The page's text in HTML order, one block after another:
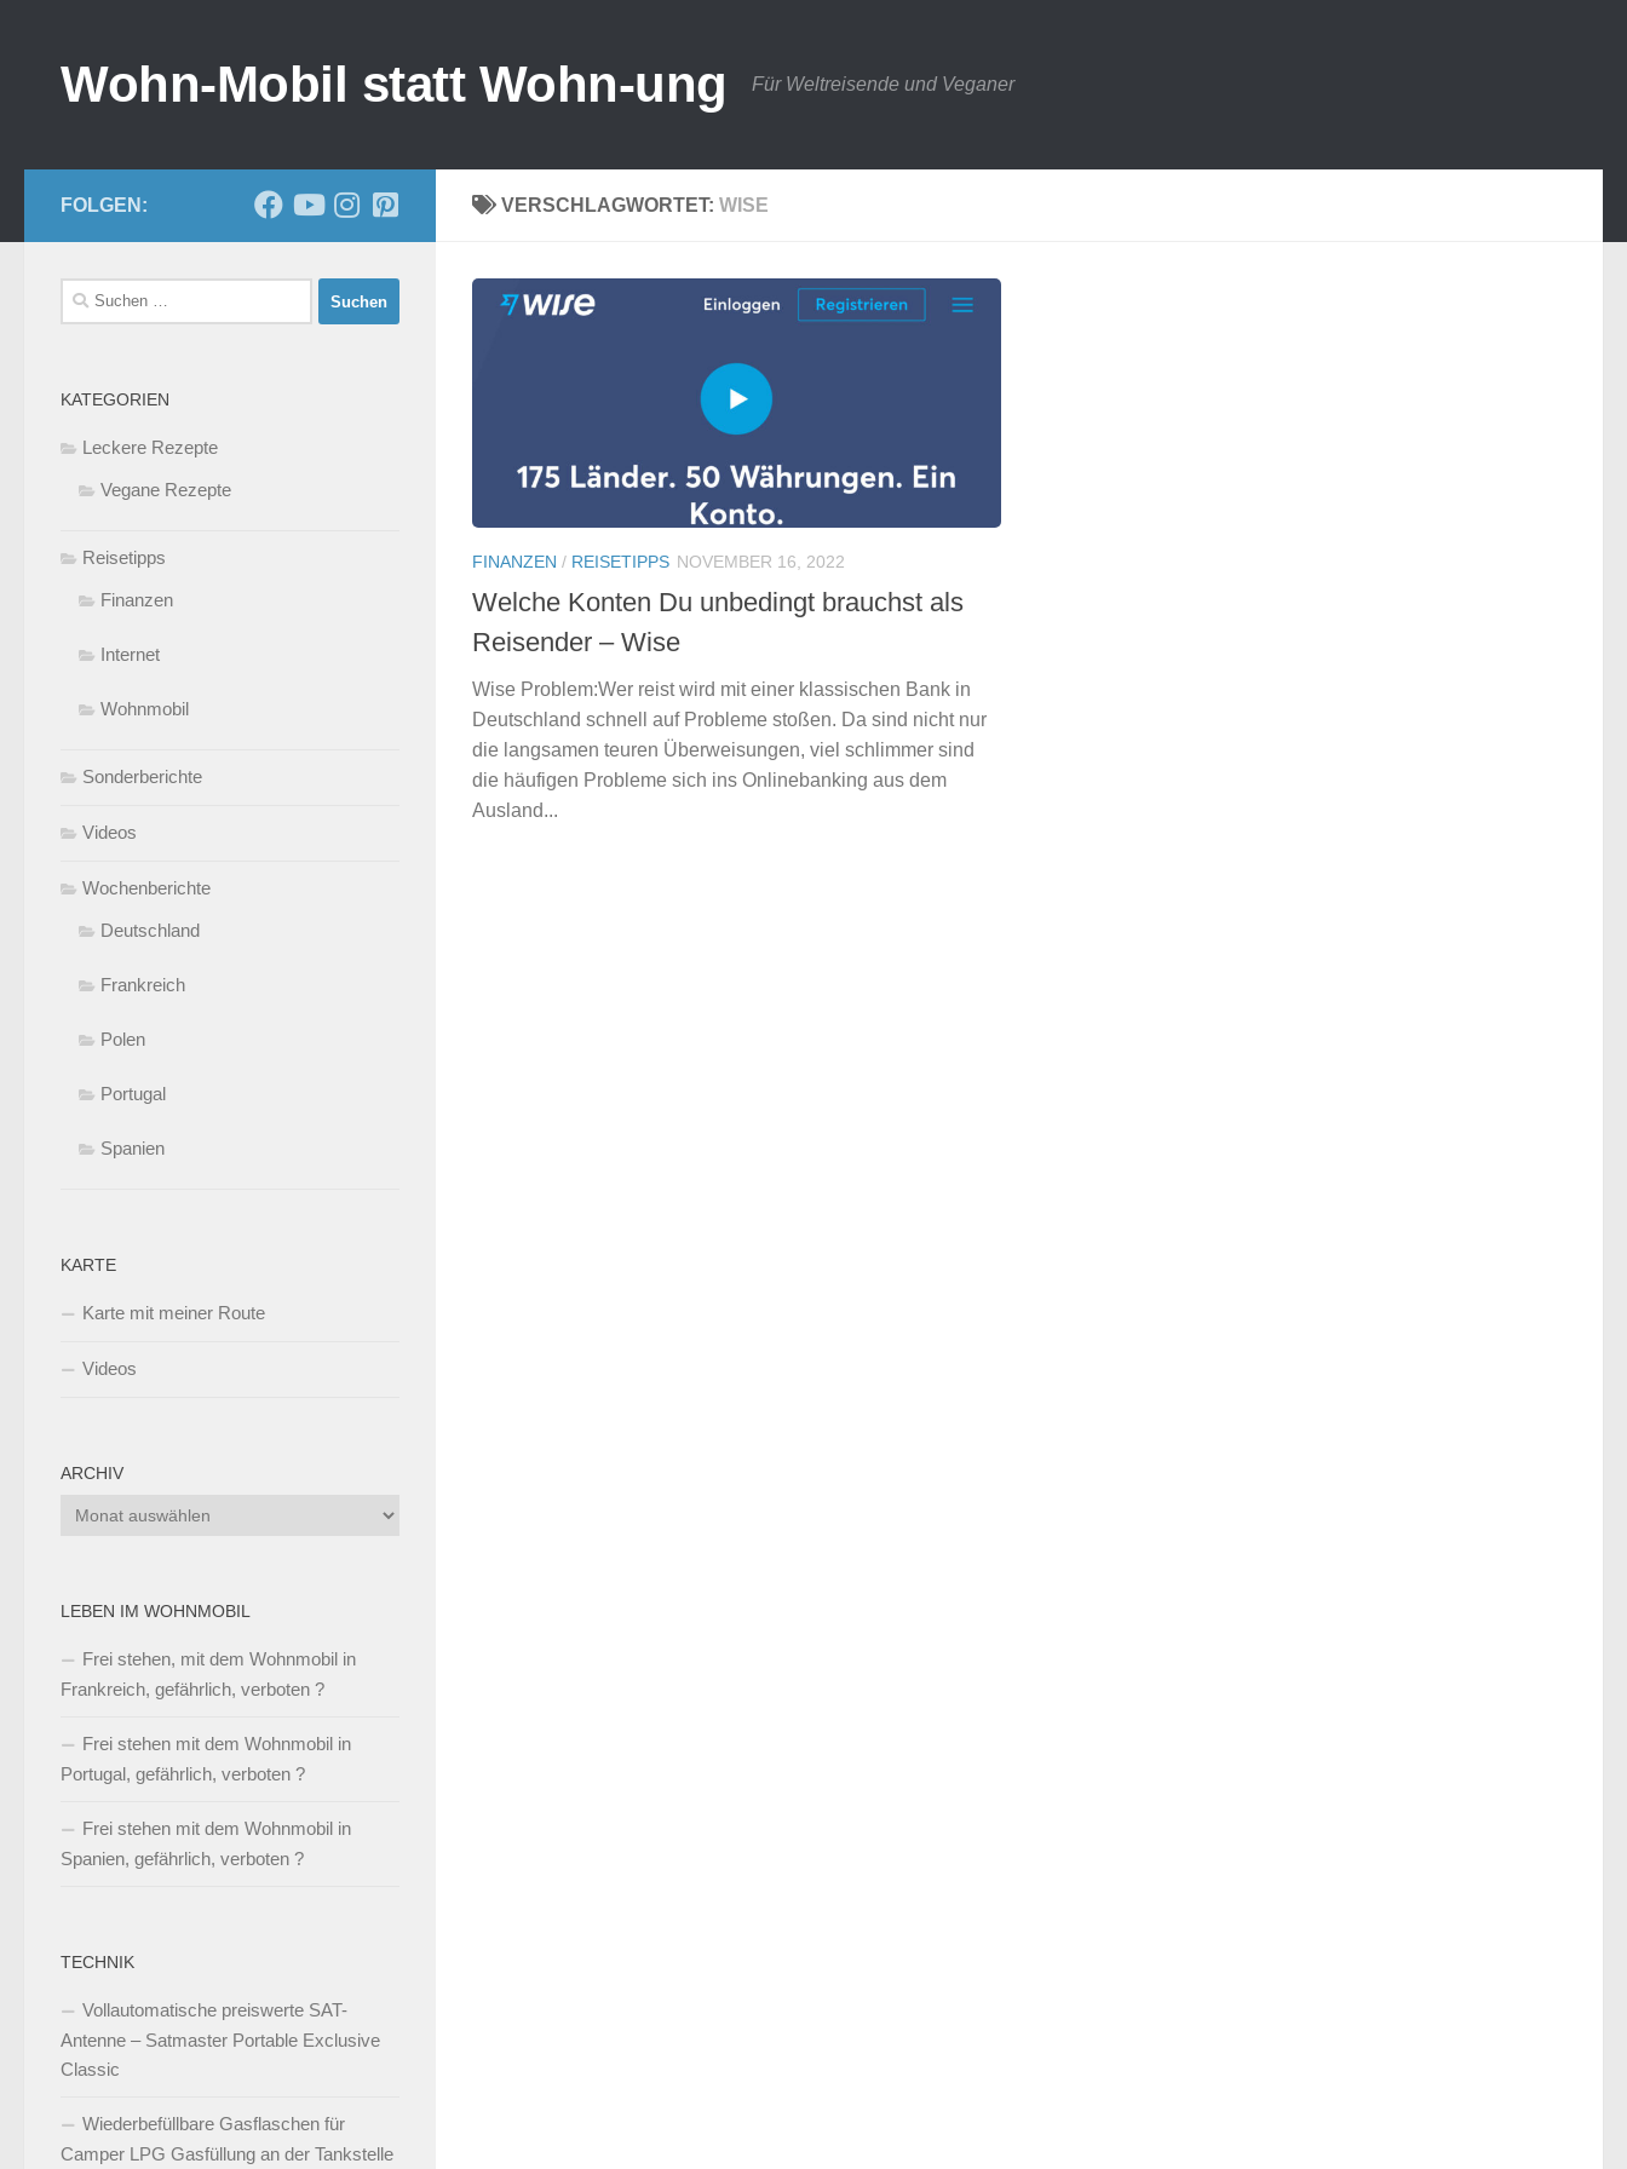
Wohn-Mobil statt Wohn-ung Für Weltreisende und Veganer
VERSCHLAGWORTET: WISE
FINANZEN / REISETIPPS NOVEMBER 16, 2022
Welche Konten Du unbedingt brauchst als
Reisender – Wise
Wise Problem:Wer reist wird mit einer klassischen Bank in
Deutschland schnell auf Probleme stoßen. Da sind nicht nur
die langsamen teuren Überweisungen, viel schlimmer sind
die häufigen Probleme sich ins Onlinebanking aus dem
Ausland...
FOLGEN:
Suchen
nach:
KATEGORIEN
Leckere Rezepte
Vegane Rezepte
Reisetipps
Finanzen
Internet
Wohnmobil
Sonderberichte
Videos
Wochenberichte
Deutschland
Frankreich
Polen
Portugal
Spanien
KARTE
Karte mit meiner Route
Videos
ARCHIV
Archiv
LEBEN IM WOHNMOBIL
Frei stehen, mit dem Wohnmobil in
Frankreich, gefährlich, verboten ?
Frei stehen mit dem Wohnmobil in
Portugal, gefährlich, verboten ?
Frei stehen mit dem Wohnmobil in
Spanien, gefährlich, verboten ?
TECHNIK
Vollautomatische preiswerte SAT-
Antenne – Satmaster Portable Exclusive
Classic
Wiederbefüllbare Gasflaschen für
Camper LPG Gasfüllung an der Tankstelle